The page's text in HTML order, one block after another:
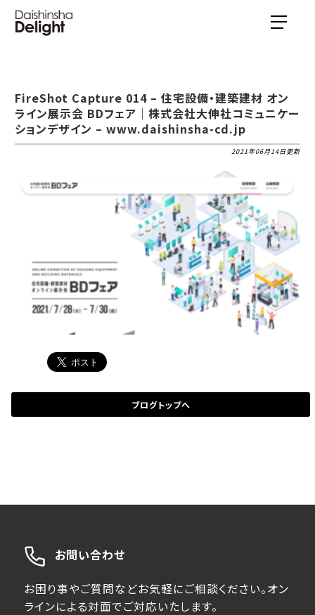
FireShot Capture 014 – 住宅設備・建築建材 オン
ライン展示会 BDフェア｜株式会社大伸社コミュニケー
ションデザイン – www.daishinsha-cd.jp
2021年06月14日更新
ブログトップへ
お問い合わせ
お困り事やご質問などお気軽にご相談ください。オン
ラインによる対面でご対応いたします。